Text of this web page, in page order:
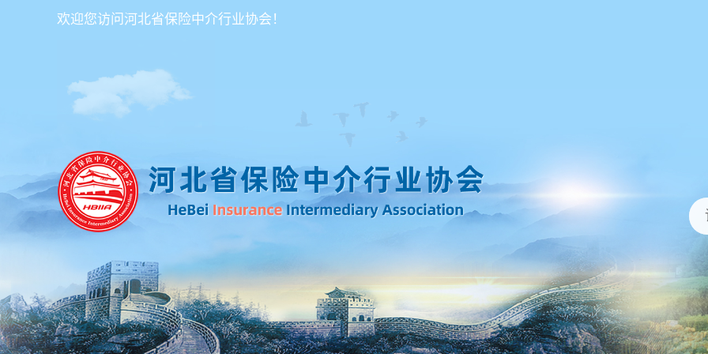
欢迎您访问河北省保险中介行业协会！